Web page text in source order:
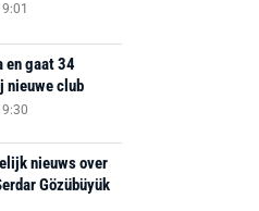
en gaat 34
nieuwe club
nieuws over
Gözübüyük